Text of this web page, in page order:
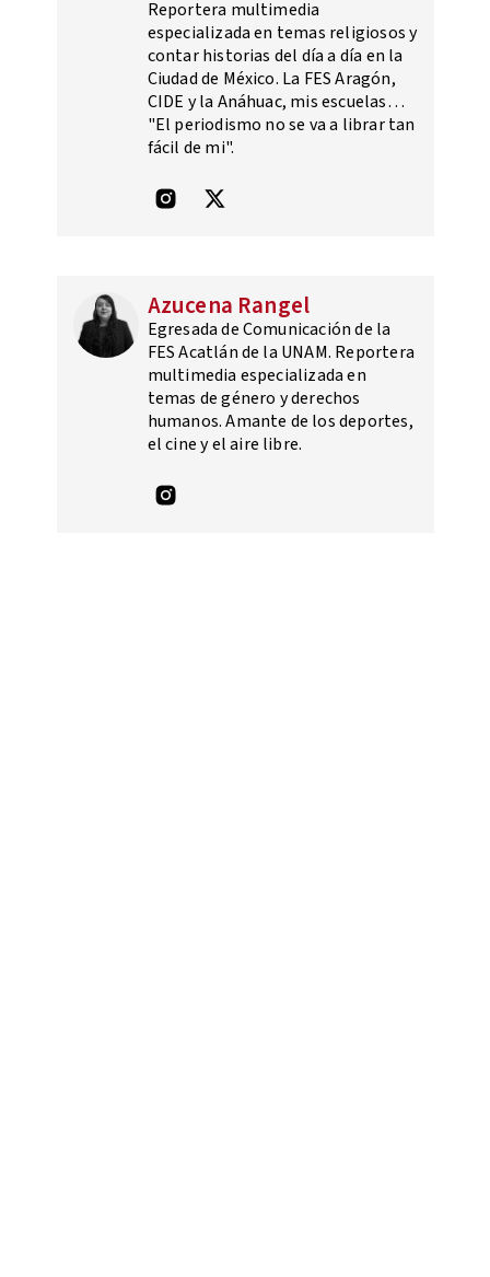
Reportera multimedia
especializada en temas religiosos y
contar historias del día a día en la
Ciudad de México. La FES Aragón,
CIDE y la Anáhuac, mis escuelas…
"El periodismo no se va a librar tan
fácil de mi".
Azucena Rangel
Egresada de Comunicación de la
FES Acatlán de la UNAM. Reportera
multimedia especializada en
temas de género y derechos
humanos. Amante de los deportes,
el cine y el aire libre.